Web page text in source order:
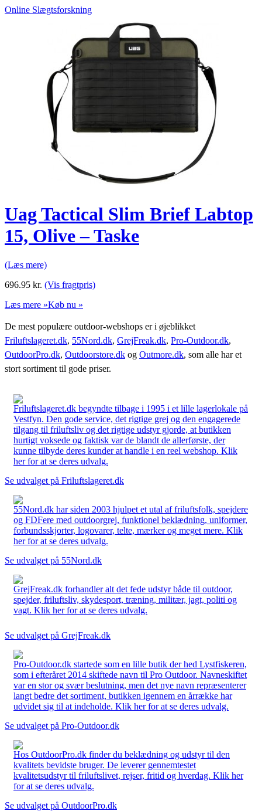
Online Slægtsforskning
Uag Tactical Slim Brief Labtop
15, Olive – Taske
(Læs mere)
696.95 kr. (Vis fragtpris)
Læs mere »Køb nu »
De mest populære outdoor-webshops er i øjeblikket
Friluftslageret.dk, 55Nord.dk, GrejFreak.dk, Pro-Outdoor.dk,
OutdoorPro.dk, Outdoorstore.dk og Outmore.dk, som alle har et
stort sortiment til gode priser.
Friluftslageret.dk begyndte tilbage i 1995 i et lille lagerlokale på
Vestfyn. Den gode service, det rigtige grej og den engagerede
tilgang til friluftsliv og det rigtige udstyr gjorde, at butikken
hurtigt voksede og faktisk var de blandt de allerførste, der
kunne tilbyde deres kunder at handle i en reel webshop. Klik
her for at se deres udvalg.
Se udvalget på Friluftslageret.dk
55Nord.dk har siden 2003 hjulpet et utal af friluftsfolk, spejdere
og FDFere med outdoorgrej, funktionel beklædning, uniformer,
forbundsskjorter, logovarer, telte, mærker og meget mere. Klik
her for at se deres udvalg.
Se udvalget på 55Nord.dk
GrejFreak.dk forhandler alt det fede udstyr både til outdoor,
spejder, friluftsliv, skydesport, træning, militær, jagt, politi og
vagt. Klik her for at se deres udvalg.
Se udvalget på GrejFreak.dk
Pro-Outdoor.dk startede som en lille butik der hed Lystfiskeren,
som i efteråret 2014 skiftede navn til Pro Outdoor. Navneskiftet
var en stor og svær beslutning, men det nye navn repræsenterer
langt bedre det sortiment, butikken igennem en årrække har
udvidet sig til at indeholde. Klik her for at se deres udvalg.
Se udvalget på Pro-Outdoor.dk
Hos OutdoorPro.dk finder du beklædning og udstyr til den
kvalitets bevidste bruger. De leverer gennemtestet
kvalitetsudstyr til friluftslivet, rejser, fritid og hverdag. Klik her
for at se deres udvalg.
Se udvalget på OutdoorPro.dk